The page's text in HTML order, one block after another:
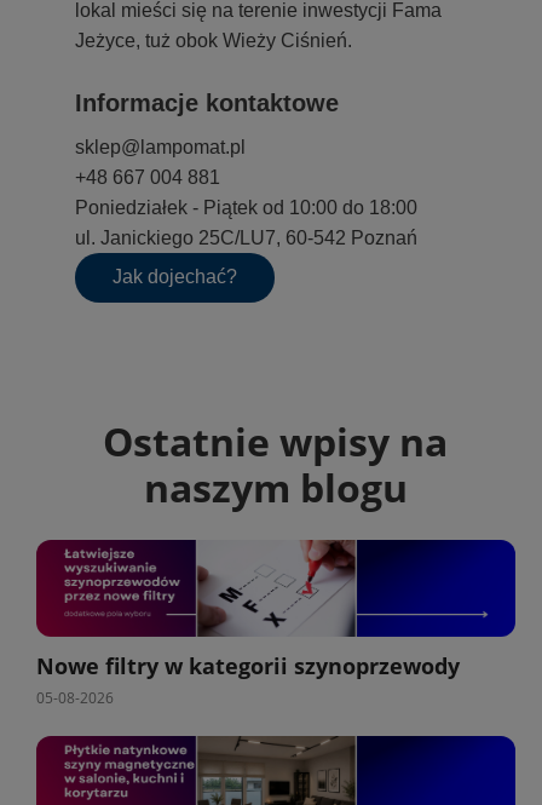
lokal mieści się na terenie inwestycji Fama
Jeżyce, tuż obok Wieży Ciśnień.
Informacje kontaktowe
sklep@lampomat.pl
+48 667 004 881
Poniedziałek - Piątek od 10:00 do 18:00
ul. Janickiego 25C/LU7, 60-542 Poznań
Jak dojechać?
Ostatnie wpisy na
naszym blogu
Nowe filtry w kategorii szynoprzewody
05-08-2026